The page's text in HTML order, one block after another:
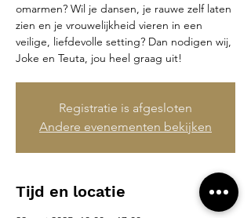
omarmen? Wil je dansen, je rauwe zelf laten
zien en je vrouwelijkheid vieren in een
veilige, liefdevolle setting? Dan nodigen wij,
Joke en Teuta, jou heel graag uit!
Registratie is afgesloten
Andere evenementen bekijken
Tijd en locatie